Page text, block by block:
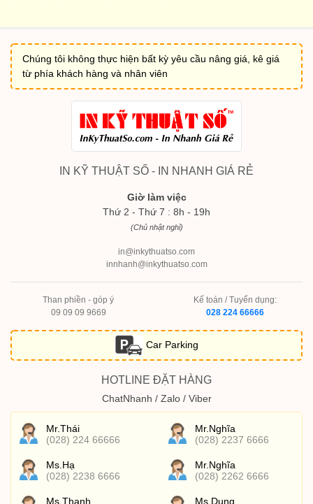
Chúng tôi không thực hiện bất kỳ yêu cầu nâng giá, kê giá
từ phía khách hàng và nhân viên
IN KỸ THUẬT SỐ - IN NHANH GIÁ RẺ
Giờ làm việc
Thứ 2 - Thứ 7 : 8h - 19h
(Chủ nhật nghỉ)
in@inkythuatso.com
innhanh@inkythuatso.com
Than phiền - góp ý
09 09 09 9669
Kế toán / Tuyển dụng:
028 224 66666
Car Parking
HOTLINE ĐẶT HÀNG
ChatNhanh / Zalo / Viber
Mr.Thái
(028) 224 66666
Mr.Nghĩa
(028) 2237 6666
Ms.Hạ
(028) 2238 6666
Mr.Nghĩa
(028) 2262 6666
Ms.Thanh
Ms.Dung